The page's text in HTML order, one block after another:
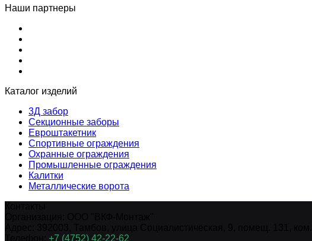
Наши партнеры
Каталог изделий
3Д забор
Секционные заборы
Евроштакетник
Спортивные ограждения
Охранные ограждения
Промышленные ограждения
Калитки
Металлические ворота
+7 (4752) 42-22-62